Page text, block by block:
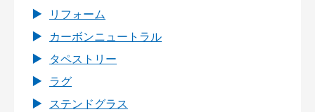
リフォーム
カーボンニュートラル
タペストリー
ラグ
ステンドグラス